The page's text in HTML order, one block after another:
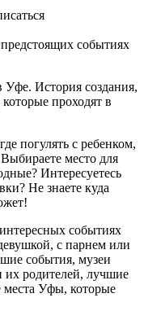
событиях
История создания,
проходят в
погулять с ребенком,
место для
Интересуетесь
Не знаете куда
событиях
с парнем или
события, музеи
родителей, лучшие
места Уфы, которые